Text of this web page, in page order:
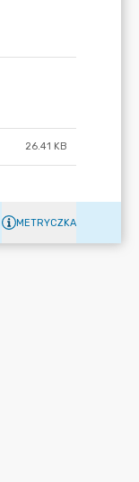
26.41 KB
METRYCZKA